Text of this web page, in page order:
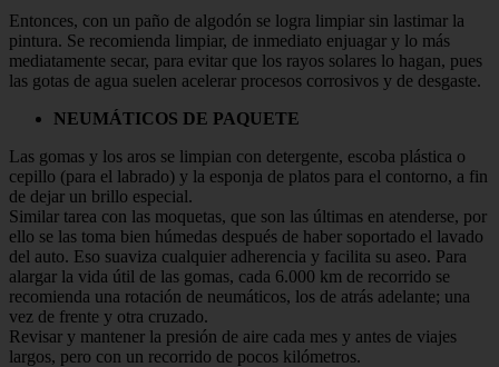
Entonces, con un paño de algodón se logra limpiar sin lastimar la
pintura. Se recomienda limpiar, de inmediato enjuagar y lo más
mediatamente secar, para evitar que los rayos solares lo hagan, pues
las gotas de agua suelen acelerar procesos corrosivos y de desgaste.
NEUMÁTICOS DE PAQUETE
Las gomas y los aros se limpian con detergente, escoba plástica o
cepillo (para el labrado) y la esponja de platos para el contorno, a fin
de dejar un brillo especial.
Similar tarea con las moquetas, que son las últimas en atenderse, por
ello se las toma bien húmedas después de haber soportado el lavado
del auto. Eso suaviza cualquier adherencia y facilita su aseo. Para
alargar la vida útil de las gomas, cada 6.000 km de recorrido se
recomienda una rotación de neumáticos, los de atrás adelante; una
vez de frente y otra cruzado.
Revisar y mantener la presión de aire cada mes y antes de viajes
largos, pero con un recorrido de pocos kilómetros.